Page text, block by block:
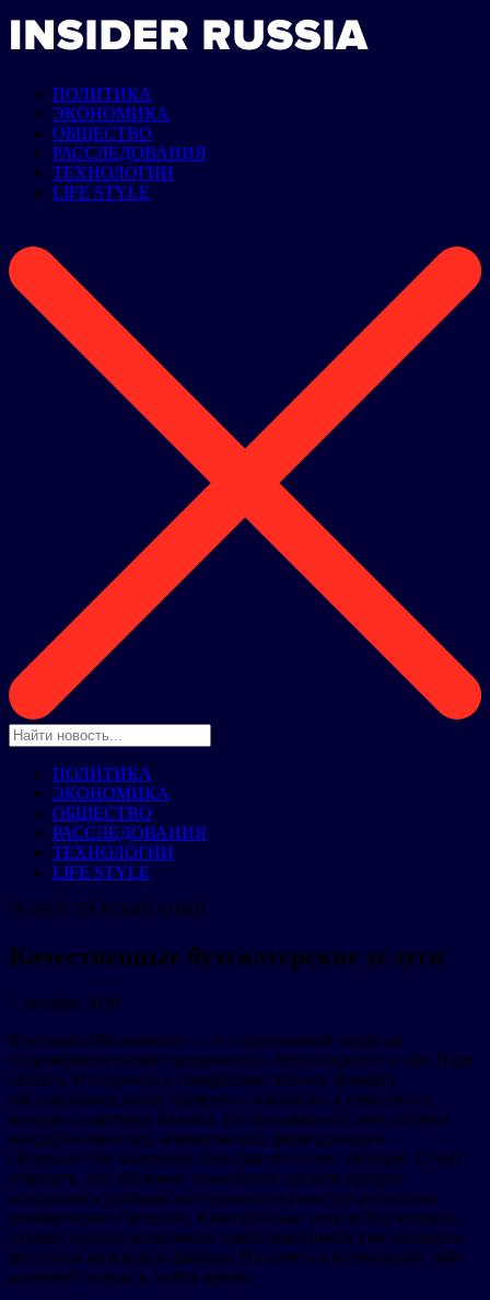
ПОЛИТИКА
ЭКОНОМИКА
ОБЩЕСТВО
РАССЛЕДОВАНИЯ
ТЕХНОЛОГИИ
LIFE STYLE
ПОЛИТИКА
ЭКОНОМИКА
ОБЩЕСТВО
РАССЛЕДОВАНИЯ
ТЕХНОЛОГИИ
LIFE STYLE
НОВОСТИ КОМПАНИЙ
Качественные бухгалтерские услуги
1 декабря 2020
Компания Мегаконсалт — это признанный лидер на
современном рынке юридических, бухгалтерских услуг. Надо
сказать, что переход к совершенно новому формату
обслуживания давно превратил компанию в известного,
ведущего партнера бизнеса. На сегодняшний день десятки
предпринимателей, коммерческих фирм доверяют
специалистам компании свое благополучие, будущее. Стоит
отметить, что облачные технологии сделали процесс
аутсорсинга удобным инструментом развития различных
коммерческих проектов. Качественные услуги бухгалтеров,
лучших профессиональных правозащитников уже оказались
доступны маленьким фирмам. Получить консультацию либо
документ можно в любое время.